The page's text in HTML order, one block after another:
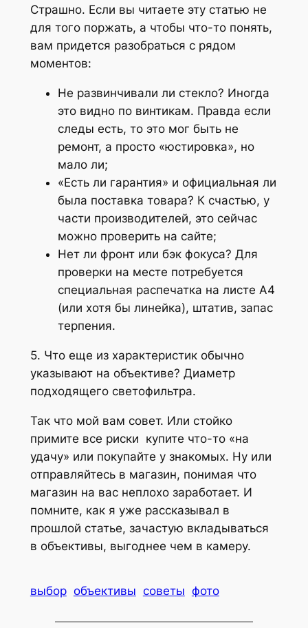
Страшно. Если вы читаете эту статью не
для того поржать, а чтобы что-то понять,
вам придется разобраться с рядом
моментов:
Не развинчивали ли стекло? Иногда
это видно по винтикам. Правда если
следы есть, то это мог быть не
ремонт, а просто «юстировка», но
мало ли;
«Есть ли гарантия» и официальная ли
была поставка товара? К счастью, у
части производителей, это сейчас
можно проверить на сайте;
Нет ли фронт или бэк фокуса? Для
проверки на месте потребуется
специальная распечатка на листе А4
(или хотя бы линейка), штатив, запас
терпения.
5. Что еще из характеристик обычно
указывают на объективе? Диаметр
подходящего светофильтра.
Так что мой вам совет. Или стойко
примите все риски купите что-то «на
удачу» или покупайте у знакомых. Ну или
отправляйтесь в магазин, понимая что
магазин на вас неплохо заработает. И
помните, как я уже рассказывал в
прошлой статье, зачастую вкладываться
в объективы, выгоднее чем в камеру.
выбор объективы советы фото